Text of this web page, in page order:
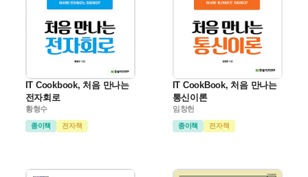
IT Cookbook, 처음 만나는
전자회로
황형수
종이책 전자책
IT CookBook, 처음 만나는
통신이론
임창헌
종이책 전자책